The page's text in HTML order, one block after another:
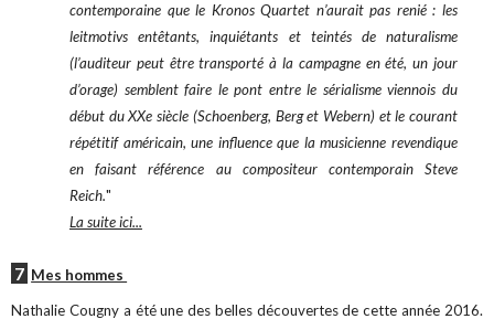
contemporaine que le Kronos Quartet n’aurait pas renié : les
leitmotivs entêtants, inquiétants et teintés de naturalisme
(l’auditeur peut être transporté à la campagne en été, un jour
d’orage) semblent faire le pont entre le sérialisme viennois du
début du XXe siècle (Schoenberg, Berg et Webern) et le courant
répétitif américain, une influence que la musicienne revendique
en faisant référence au compositeur contemporain Steve
Reich."
La suite ici...
7 Mes hommes
Nathalie Cougny a été une des belles découvertes de cette année 2016.